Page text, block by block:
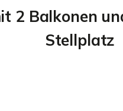
2 Balkonen
Stellplatz